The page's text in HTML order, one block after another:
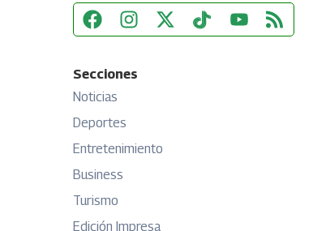
Secciones
Noticias
Deportes
Entretenimiento
Business
Turismo
Edición Impresa